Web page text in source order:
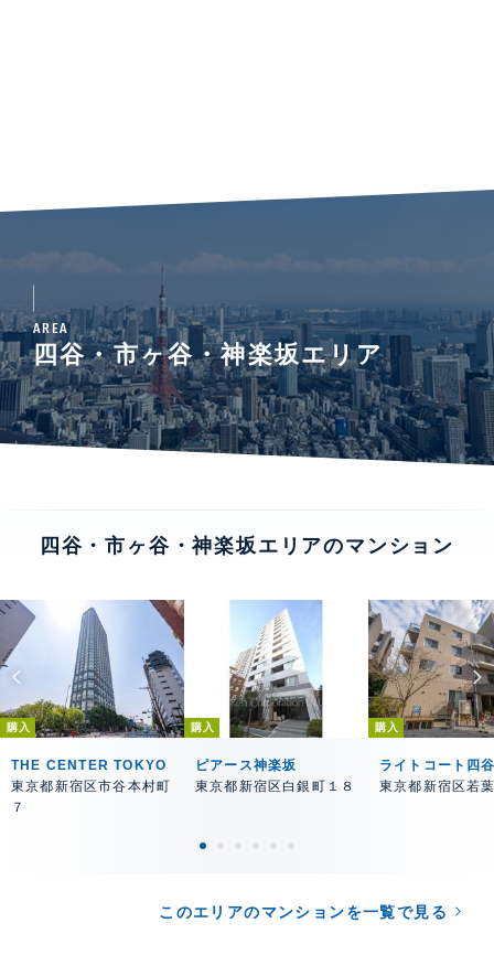
AREA
四谷・市ヶ谷・神楽坂エリア
四谷・市ヶ谷・神楽坂エリアのマンション
購入
THE CENTER TOKYO
東京都新宿区市谷本村町
７
購入
ピアース神楽坂
東京都新宿区白銀町１８
購入
ライトコート四
東京都新宿区若
このエリアのマンションを一覧で見る